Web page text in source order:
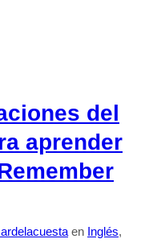
del
aprender
en Inglés,